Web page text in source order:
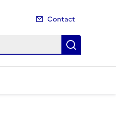
Contact